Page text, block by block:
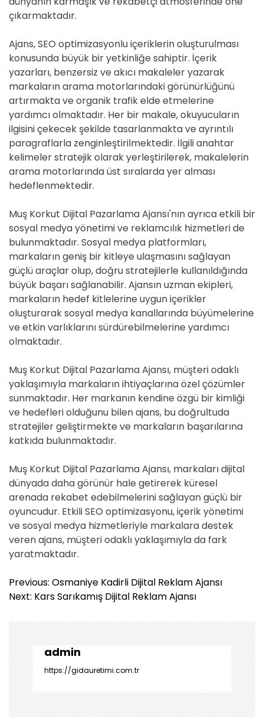
çıkarmaktadır.
Ajans, SEO optimizasyonlu içeriklerin oluşturulması
konusunda büyük bir yetkinliğe sahiptir. İçerik
yazarları, benzersiz ve akıcı makaleler yazarak
markaların arama motorlarındaki görünürlüğünü
artırmakta ve organik trafik elde etmelerine
yardımcı olmaktadır. Her bir makale, okuyucuların
ilgisini çekecek şekilde tasarlanmakta ve ayrıntılı
paragraflarla zenginleştirilmektedir. İlgili anahtar
kelimeler stratejik olarak yerleştirilerek, makalelerin
arama motorlarında üst sıralarda yer alması
hedeflenmektedir.
Muş Korkut Dijital Pazarlama Ajansı'nın ayrıca etkili bir
sosyal medya yönetimi ve reklamcılık hizmetleri de
bulunmaktadır. Sosyal medya platformları,
markaların geniş bir kitleye ulaşmasını sağlayan
güçlü araçlar olup, doğru stratejilerle kullanıldığında
büyük başarı sağlanabilir. Ajansın uzman ekipleri,
markaların hedef kitlelerine uygun içerikler
oluşturarak sosyal medya kanallarında büyümelerine
ve etkin varlıklarını sürdürebilmelerine yardımcı
olmaktadır.
Muş Korkut Dijital Pazarlama Ajansı, müşteri odaklı
yaklaşımıyla markaların ihtiyaçlarına özel çözümler
sunmaktadır. Her markanın kendine özgü bir kimliği
ve hedefleri olduğunu bilen ajans, bu doğrultuda
stratejiler geliştirmekte ve markaların başarılarına
katkıda bulunmaktadır.
Muş Korkut Dijital Pazarlama Ajansı, markaları dijital
dünyada daha görünür hale getirerek küresel
arenada rekabet edebilmelerini sağlayan güçlü bir
oyuncudur. Etkili SEO optimizasyonu, içerik yönetimi
ve sosyal medya hizmetleriyle markalara destek
veren ajans, müşteri odaklı yaklaşımıyla da fark
yaratmaktadır.
Y
a
ı
g
e
z
i
n
m
Previous: Osmaniye Kadirli Dijital Reklam Ajansı
Next: Kars Sarıkamış Dijital Reklam Ajansı
admin
https://gidauretimi.com.tr